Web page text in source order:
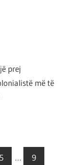
prej
më të
5 … 9